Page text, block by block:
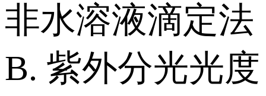
非水溶液滴定法
B. 紫外分光光度